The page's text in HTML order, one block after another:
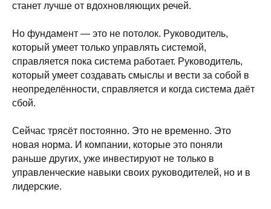
станет лучше от вдохновляющих речей.
Но фундамент — это не потолок. Руководитель,
который умеет только управлять системой,
справляется пока система работает. Руководитель,
который умеет создавать смыслы и вести за собой в
неопределённости, справляется и когда система даёт
сбой.
Сейчас трясёт постоянно. Это не временно. Это
новая норма. И компании, которые это поняли
раньше других, уже инвестируют не только в
управленческие навыки своих руководителей, но и в
лидерские.